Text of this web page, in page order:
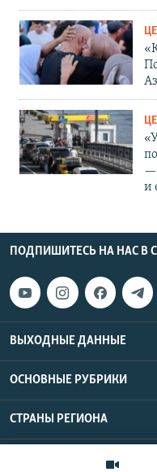
—
и
ПОДПИШИТЕСЬ НА НАС В
ВЫХОДНЫЕ ДАННЫЕ
ОСНОВНЫЕ РУБРИКИ
СТРАНЫ РЕГИОНА
Азаттык Азия ©